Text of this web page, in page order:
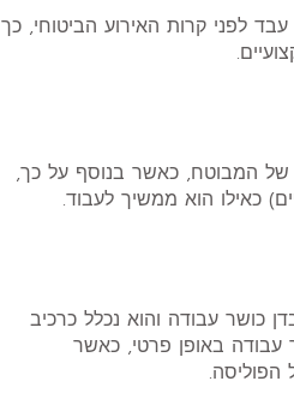
לפני קרות האירוע הביטוחי, כך
עבודה נגזרת של 75% מהשכר (ברוטו) של המבוטח, כאשר בנוסף על כך,
כאילו הוא ממשיך לעבוד.
כושר עבודה והוא נכלל כרכיב
עבודה באופן פרטי, כאשר
הפוליסה.